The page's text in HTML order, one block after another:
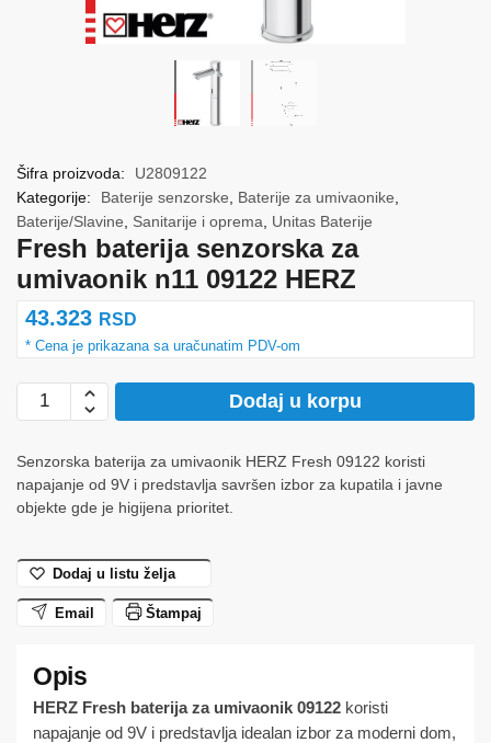
Fresh baterija senzorska za
umivaonik n11 09122 HERZ
43.323 RSD
Senzorska baterija za umivaonik HERZ Fresh 09122 koristi
napajanje od 9V i predstavlja savršen izbor za kupatila i javne
objekte gde je higijena prioritet.
Fresh
baterija
za
umivaonik
HERZ
količina
Dodaj u korpu
Šifra proizvoda:
U2809122
Kategorije:
Baterije senzorske Baterije za umivaonike
Baterije/Slavine
Sanitarije i oprema Unitas Baterije
Dodaj u listu želja
Email Štampaj
HERZ Fresh baterija za umivaonik 09122 koristi
napajanje od 9V i predstavlja idealan izbor za moderni dom,